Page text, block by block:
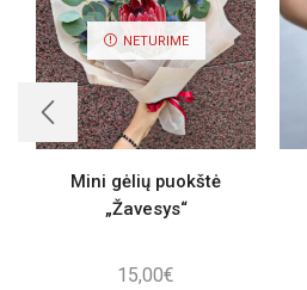
NETURIME
Mini gėlių puokštė
„Žavesys“
15,00€